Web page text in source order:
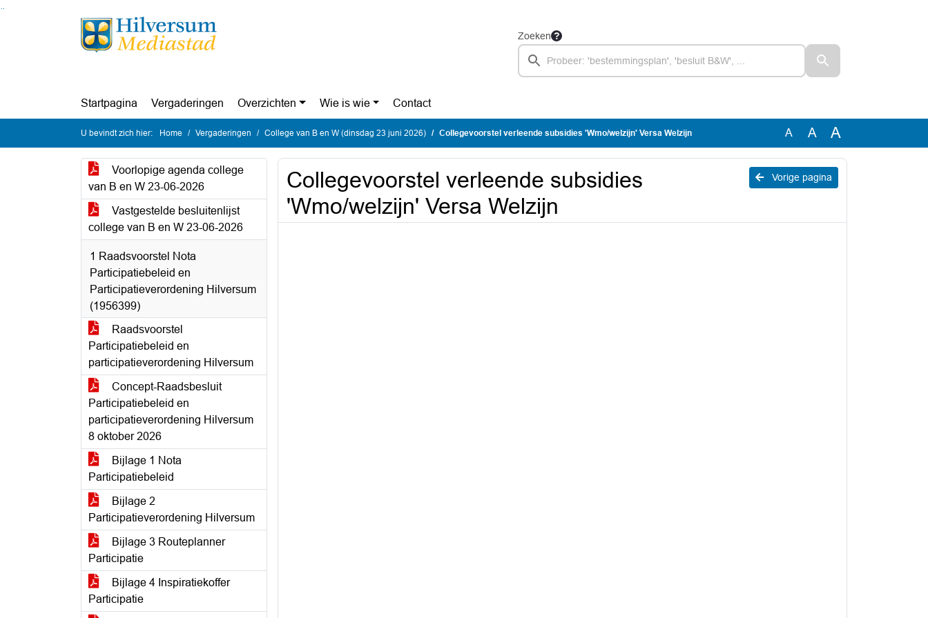
Ga naar de inhoud van deze pagina
Ga naar het zoeken
Ga naar het menu
Zoeken
Startpagina Vergaderingen Overzichten Wie is wie Contact
U bevindt zich hier: Home Vergaderingen College van B en W (dinsdag 23 juni 2026) Collegevoorstel verleende subsidies 'Wmo/welzijn' Versa Welzijn A A A
Voorlopige agenda college
van B en W 23-06-2026
Vastgestelde besluitenlijst
college van B en W 23-06-2026
1 Raadsvoorstel Nota
Participatiebeleid en
Participatieverordening Hilversum
(1956399)
Raadsvoorstel
Participatiebeleid en
participatieverordening Hilversum
Concept-Raadsbesluit
Participatiebeleid en
participatieverordening Hilversum
8 oktober 2026
Bijlage 1 Nota
Participatiebeleid
Bijlage 2
Participatieverordening Hilversum
Bijlage 3 Routeplanner
Participatie
Bijlage 4 Inspiratiekoffer
Participatie
Vorige pagina
Collegevoorstel verleende subsidies
'Wmo/welzijn' Versa Welzijn